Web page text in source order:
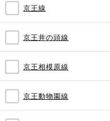
京王線
京王井の頭線
京王相模原線
京王動物園線